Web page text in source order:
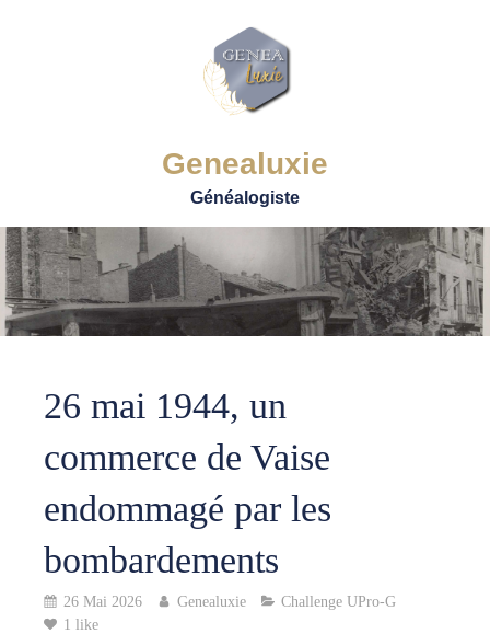
Genealuxie
Généalogiste
26 mai 1944, un
commerce de Vaise
endommagé par les
bombardements
26 Mai 2026 Genealuxie
Challenge UPro-G
1 like